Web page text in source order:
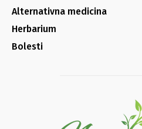
Alternativna medicina
Herbarium
Bolesti